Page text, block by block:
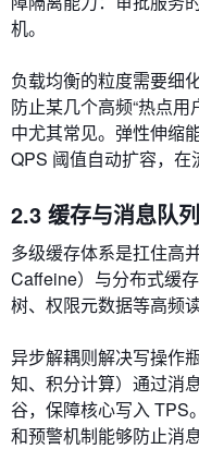
机。
负载均衡的粒度需要细
防止某几个高频“热点
中尤其常见。弹性伸缩
QPS 阈值自动扩容，在
2.3 缓存与消息队列
多级缓存体系是扛住高
Caffeine）与分布式缓
树、权限元数据等高频
异步解耦则解决写操作
知、积分计算）通过消
谷，保障核心写入 TPS
和预警机制能够防止消